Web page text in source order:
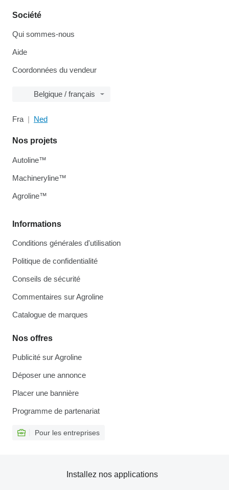
Société
Qui sommes-nous
Aide
Coordonnées du vendeur
Belgique / français
Fra Ned
Informations
Conditions générales d'utilisation
Politique de confidentialité
Conseils de sécurité
Commentaires sur Agroline
Catalogue de marques
Nos offres
Publicité sur Agroline
Déposer une annonce
Placer une bannière
Programme de partenariat
Pour les entreprises
Nos projets
Autoline™
Machineryline™
Agroline™
Installez nos applications